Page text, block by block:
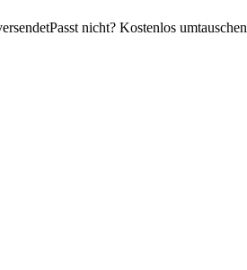
Passt nicht? Kostenlos umtauschen